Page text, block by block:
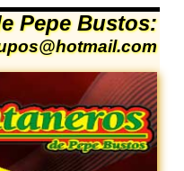
Pepe Bustos: